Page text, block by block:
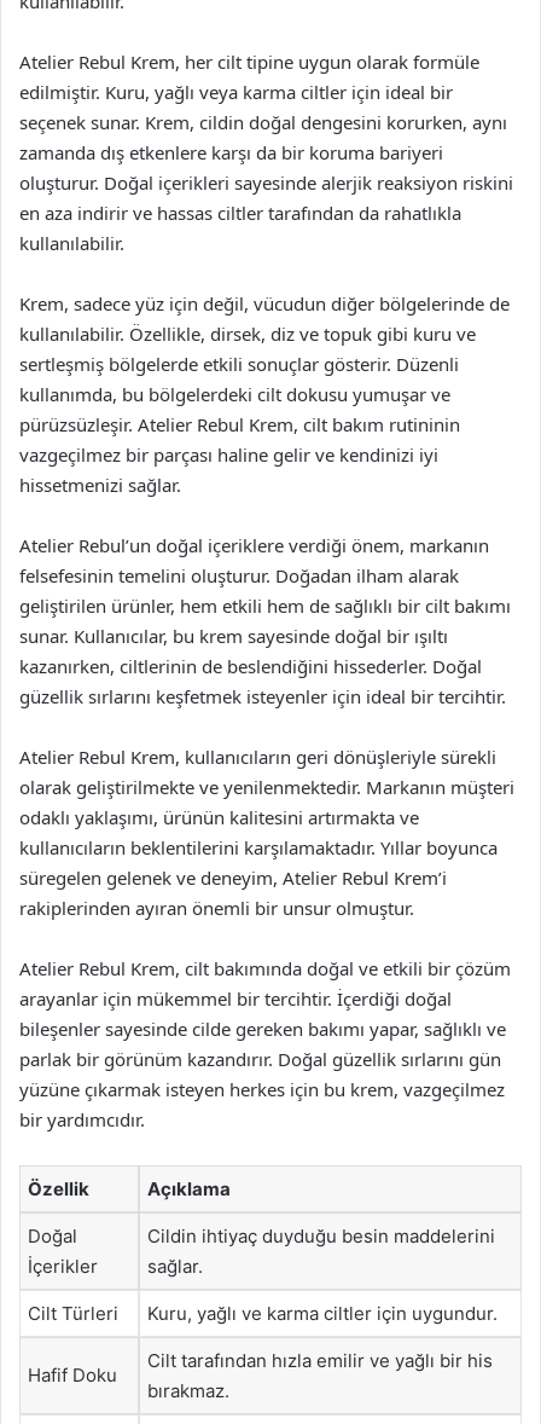
Atelier Rebul Krem, her cilt tipine uygun olarak formüle
edilmiştir. Kuru, yağlı veya karma ciltler için ideal bir
seçenek sunar. Krem, cildin doğal dengesini korurken, aynı
zamanda dış etkenlere karşı da bir koruma bariyeri
oluşturur. Doğal içerikleri sayesinde alerjik reaksiyon riskini
en aza indirir ve hassas ciltler tarafından da rahatlıkla
kullanılabilir.
Krem, sadece yüz için değil, vücudun diğer bölgelerinde de
kullanılabilir. Özellikle, dirsek, diz ve topuk gibi kuru ve
sertleşmiş bölgelerde etkili sonuçlar gösterir. Düzenli
kullanımda, bu bölgelerdeki cilt dokusu yumuşar ve
pürüzsüzleşir. Atelier Rebul Krem, cilt bakım rutininin
vazgeçilmez bir parçası haline gelir ve kendinizi iyi
hissetmenizi sağlar.
Atelier Rebul’un doğal içeriklere verdiği önem, markanın
felsefesinin temelini oluşturur. Doğadan ilham alarak
geliştirilen ürünler, hem etkili hem de sağlıklı bir cilt bakımı
sunar. Kullanıcılar, bu krem sayesinde doğal bir ışıltı
kazanırken, ciltlerinin de beslendiğini hissederler. Doğal
güzellik sırlarını keşfetmek isteyenler için ideal bir tercihtir.
Atelier Rebul Krem, kullanıcıların geri dönüşleriyle sürekli
olarak geliştirilmekte ve yenilenmektedir. Markanın müşteri
odaklı yaklaşımı, ürünün kalitesini artırmakta ve
kullanıcıların beklentilerini karşılamaktadır. Yıllar boyunca
süregelen gelenek ve deneyim, Atelier Rebul Krem’i
rakiplerinden ayıran önemli bir unsur olmuştur.
Atelier Rebul Krem, cilt bakımında doğal ve etkili bir çözüm
arayanlar için mükemmel bir tercihtir. İçerdiği doğal
bileşenler sayesinde cilde gereken bakımı yapar, sağlıklı ve
parlak bir görünüm kazandırır. Doğal güzellik sırlarını gün
yüzüne çıkarmak isteyen herkes için bu krem, vazgeçilmez
bir yardımcıdır.
Özellik Açıklama
Doğal
İçerikler
Cildin ihtiyaç duyduğu besin maddelerini
sağlar.
Cilt Türleri Kuru, yağlı ve karma ciltler için uygundur.
Hafif Doku
Cilt tarafından hızla emilir ve yağlı bir his
bırakmaz.